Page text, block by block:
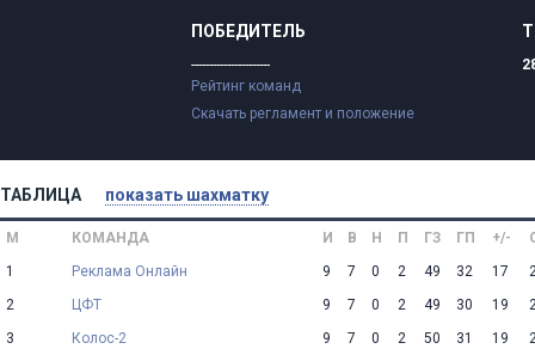
ПОБЕДИТЕЛЬ
----------------------
Рейтинг команд
Скачать регламент и положение
ТАБЛИЦА показать шахматку
М КОМАНДА И В Н П ГЗ ГП +/-
1
Реклама Онлайн 9 7 0 2 49 32 17
2
ЦФТ 9 7 0 2 49 30 19
3
Колос-2 9 7 0 2 50 31 19